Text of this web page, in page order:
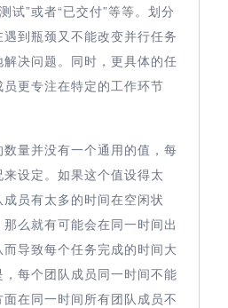
试”或者“已交付”等等。划分
到瓶颈又不能改变并行任务
决问题。同时，更具体的任
更专注在特定的工作环节
量并没有一个通用的值，每
设定。如果这个值设得太
员有太多的时间在空闲状
么就有可能会在同一时间出
导致每个任务完成的时间大
每个团队成员同一时间不能
在同一时间所有团队成员不